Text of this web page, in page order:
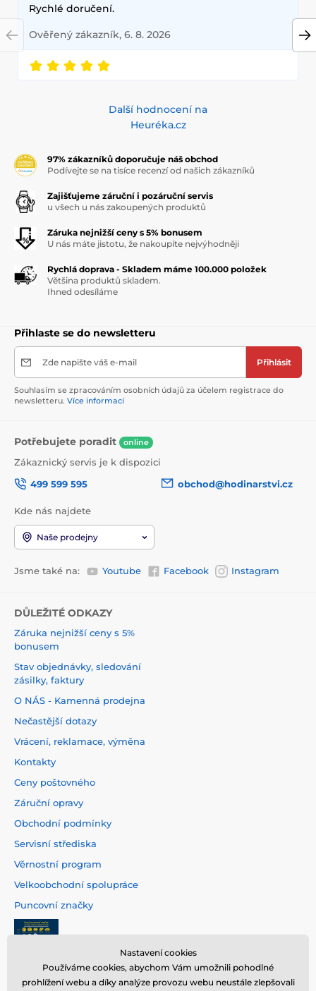
Rychlé doručení.
Ověřený zákazník, 6. 8. 2026
Další hodnocení na
Heuréka.cz
97% zákazníků doporučuje náš obchod
Podívejte se na tisíce recenzí od našich zákazníků
Zajišťujeme záruční i pozáruční servis
u všech u nás zakoupených produktů
Záruka nejnižší ceny s 5% bonusem
U nás máte jistotu, že nakoupíte nejvýhodněji
Rychlá doprava - Skladem máme 100.000 položek
Většina produktů skladem.
Ihned odesíláme
Přihlaste se do newsletteru
Zde napište váš e-mail Přihlásit
Souhlasím se zpracováním osobních údajů za účelem registrace do
newsletteru. Více informací
Potřebujete poradit online
Zákaznický servis je k dispozici
499 599 595
obchod@hodinarstvi.cz
Kde nás najdete
Naše prodejny
Jsme také na: Youtube Facebook Instagram
DŮLEŽITÉ ODKAZY
Záruka nejnižší ceny s 5%
bonusem
Stav objednávky, sledování
zásilky, faktury
O NÁS - Kamenná prodejna
Nečastější dotazy
Vrácení, reklamace, výměna
Kontakty
Ceny poštovného
Záruční opravy
Obchodní podmínky
Servisní střediska
Věrnostní program
Velkoobchodní spolupráce
Puncovní značky
Nastavení cookies
Používáme cookies, abychom Vám umožnili pohodlné
prohlížení webu a díky analýze provozu webu neustále zlepšovali